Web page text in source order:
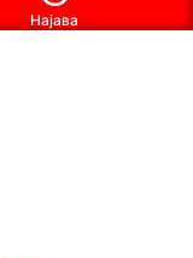
Најава